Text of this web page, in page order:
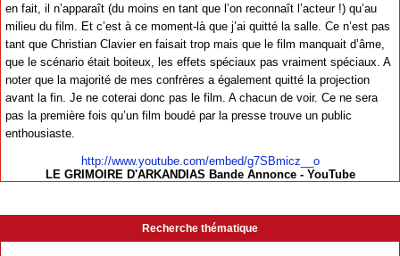
en fait, il n’apparaît (du moins en tant que l’on reconnaît l’acteur !) qu’au
milieu du film. Et c’est à ce moment-là que j’ai quitté la salle. Ce n’est pas
tant que Christian Clavier en faisait trop mais que le film manquait d’âme,
que le scénario était boiteux, les effets spéciaux pas vraiment spéciaux. A
noter que la majorité de mes confrères a également quitté la projection
avant la fin. Je ne coterai donc pas le film. A chacun de voir. Ce ne sera
pas la première fois qu’un film boudé par la presse trouve un public
enthousiaste.
http://www.youtube.com/embed/g7SBmicz__o
LE GRIMOIRE D'ARKANDIAS Bande Annonce - YouTube
Recherche thématique